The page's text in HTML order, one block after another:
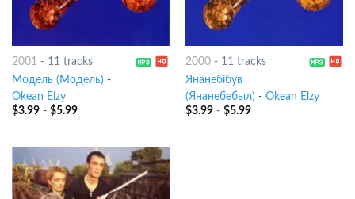
2001 - 11 tracks
Модель (Модель) -
Okean Elzy
$3.99- $5.99
2000- 11 tracks
Янанебiбув
(Янанебебыл) - Okean Elzy
$3.99- $5.99